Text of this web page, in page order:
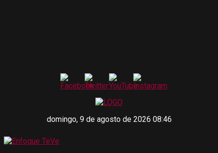
domingo, 9 de agosto de 2026 08:46